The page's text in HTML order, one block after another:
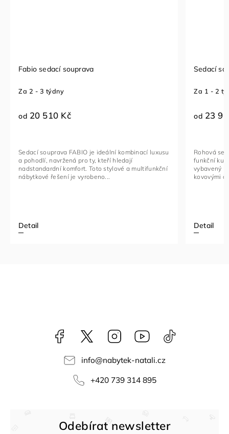
Fabio sedací souprava
Za 2 - 3 týdny
od 20 510 Kč
Detail
Sedací souprava FABIO je ideální kombinací luxusu
a pohodlí, navržená pro ty, kteří hledají
nadstandardní komfort. Toto stylové a multifunkční
nábytkové řešení je vyrobeno...
Sedací
Za 1 - 2
od 23
Detail
Rohová
funkční kus
vybavený
kovovými
Facebook NataliNabytek
Instagram YouTube
info@nabytek-natali.cz
+420 739 314 895
Odebírat newsletter